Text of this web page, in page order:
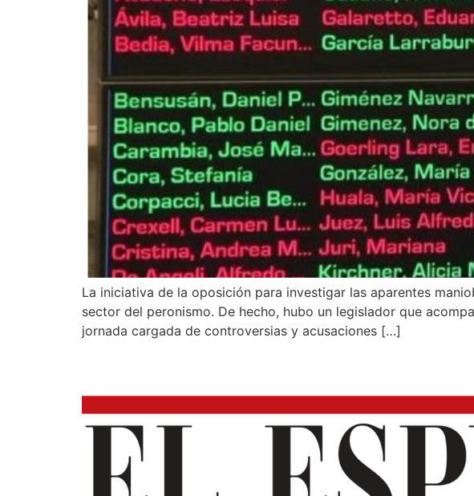
La iniciativa de la oposición para investigar las aparentes
sector del peronismo. De hecho, hubo un legislador que
jornada cargada de controversias y acusaciones […]